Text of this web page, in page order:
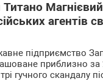
агентів
підприємство
приблизно за
гучного скандалу